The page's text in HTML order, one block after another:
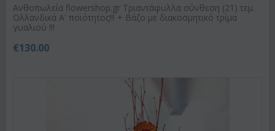
Ανθοπωλεία flowershop.gr Τριαντάφυλλα σύνθεση (21) τεμ.
Ολλανδικά Α' ποιότητος!!! + Βάζο με διακοσμητικό τρίμα
γυαλιού !!!
€130.00